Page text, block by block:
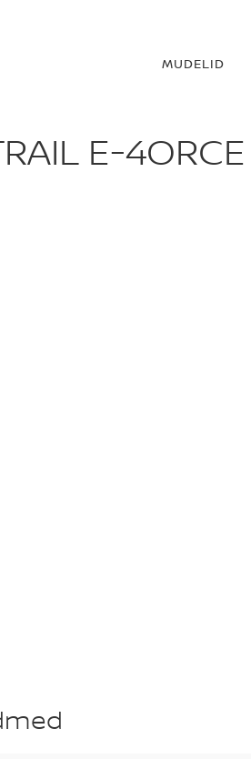
MUDELID
E-